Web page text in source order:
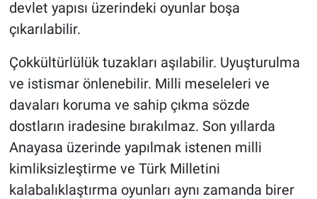
devlet yapısı üzerindeki oyunlar boşa
çıkarılabilir.
Çokkültürlülük tuzakları aşılabilir. Uyuşturulma
ve istismar önlenebilir. Milli meseleleri ve
davaları koruma ve sahip çıkma sözde
dostların iradesine bırakılmaz. Son yıllarda
Anayasa üzerinde yapılmak istenen milli
kimliksizleştirme ve Türk Milletini
kalabalıklaştırma oyunları aynı zamanda birer